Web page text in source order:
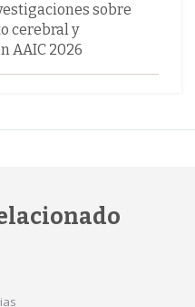
sobre
cerebral y
AAIC 2026